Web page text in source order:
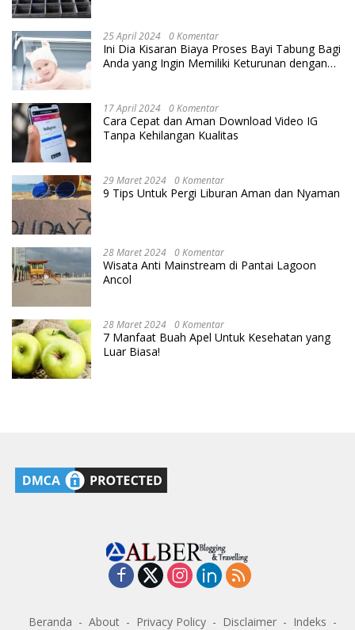
25 April 2024 0 Komentar
Ini Dia Kisaran Biaya Proses Bayi Tabung Bagi
Anda yang Ingin Memiliki Keturunan dengan
17 April 2024 0 Komentar
Cara Cepat dan Aman Download Video IG
Tanpa Kehilangan Kualitas
29 Maret 2024 0 Komentar
9 Tips Untuk Pergi Liburan Aman dan Nyaman
28 Maret 2024 0 Komentar
Wisata Anti Mainstream di Pantai Lagoon
Ancol
28 Maret 2024 0 Komentar
7 Manfaat Buah Apel Untuk Kesehatan yang
Luar Biasa!
Beranda About Privacy Policy Disclaimer Indeks